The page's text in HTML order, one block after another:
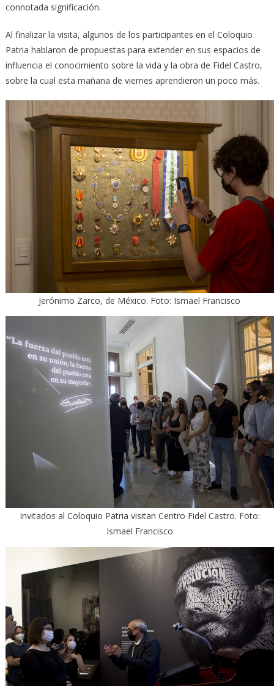
connotada significación.
Al finalizar la visita, algunos de los participantes en el Coloquio
Patria hablaron de propuestas para extender en sus espacios de
influencia el conocimiento sobre la vida y la obra de Fidel Castro,
sobre la cual esta mañana de viernes aprendieron un poco más.
Jerónimo Zarco, de México. Foto: Ismael Francisco
Invitados al Coloquio Patria visitan Centro Fidel Castro. Foto:
Ismael Francisco